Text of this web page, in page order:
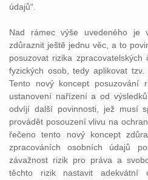
údajů“.
Nad rámec výše uvedeného je
zdůraznit ještě jednu věc, a to
posuzovat rizika
fyzických osob, tedy aplikovat
Tento nový koncept
ustanovení nařízení a od
odvíjí další povinnosti, jež musí
provádět posouzení vlivu na
řečeno tento nový koncept
zpracováních osobních údajů
závažnost rizik pro práva a
těchto rizik nastavit adekvátní